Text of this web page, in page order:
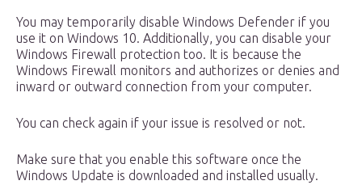
You may temporarily disable Windows Defender if you
use it on Windows 10. Additionally, you can disable your
Windows Firewall protection too. It is because the
Windows Firewall monitors and authorizes or denies and
inward or outward connection from your computer.
You can check again if your issue is resolved or not.
Make sure that you enable this software once the
Windows Update is downloaded and installed usually.